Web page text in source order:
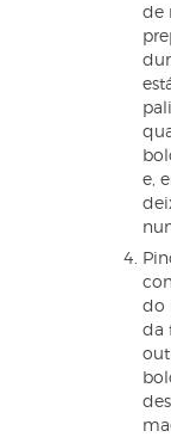
de
e,
do
da